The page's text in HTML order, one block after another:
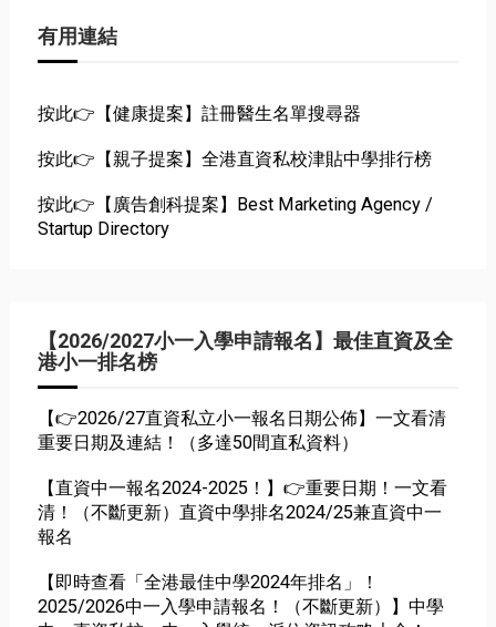
有用連結
按此👉【健康提案】註冊醫生名單搜尋器
按此👉【親子提案】全港直資私校津貼中學排行榜
按此👉【廣告創科提案】Best Marketing Agency /
Startup Directory
【2026/2027小一入學申請報名】最佳直資及全
港小一排名榜
【👉2026/27直資私立小一報名日期公佈】一文看清
重要日期及連結！（多達50間直私資料）
【直資中一報名2024-2025！】👉重要日期！一文看
清！（不斷更新）直資中學排名2024/25兼直資中一
報名
【即時查看「全港最佳中學2024年排名」！
2025/2026中一入學申請報名！（不斷更新）】中學